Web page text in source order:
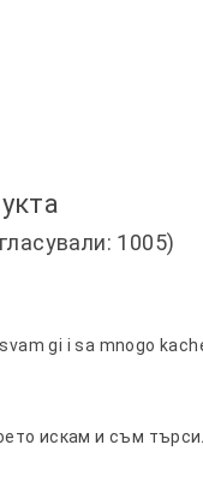
1005)
gi i sa mnogo
искам и съм